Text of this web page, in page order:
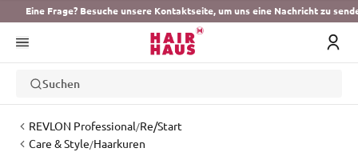
Eine Frage? Besuche unsere Kontaktseite, um uns eine Nachricht zu
Suchen
REVLON Professional/Re/Start
Care & Style/Haarkuren